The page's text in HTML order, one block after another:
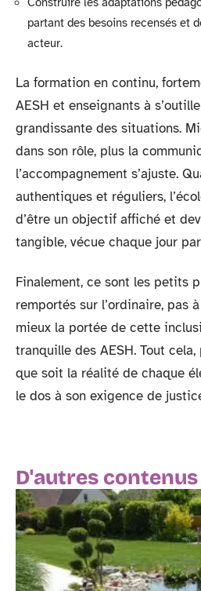
partant des besoins recensés et
acteur.
La formation en continu,
AESH et enseignants à
grandissante des situations.
dans son rôle, plus la
l’accompagnement s’ajuste.
authentiques et réguliers,
d’être un objectif affiché et
tangible, vécue chaque jour
Finalement, ce sont les petits
remportés sur l’ordinaire, pas
mieux la portée de cette
tranquille des AESH. Tout cela,
que soit la réalité de chaque
le dos à son exigence de
D'autres